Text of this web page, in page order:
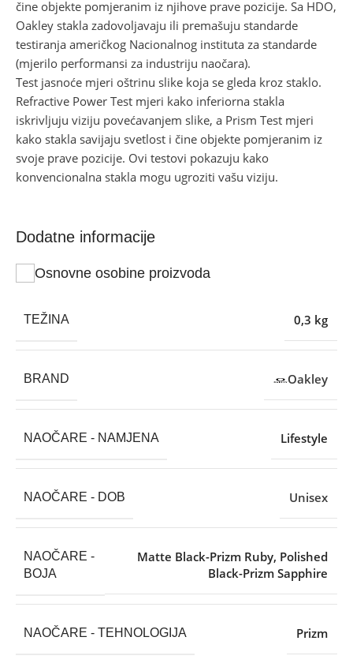
čine objekte pomjeranim iz njihove prave pozicije. Sa HDO,
Oakley stakla zadovoljavaju ili premašuju standarde
testiranja američkog Nacionalnog instituta za standarde
(mjerilo performansi za industriju naočara).
Test jasnoće mjeri oštrinu slike koja se gleda kroz staklo.
Refractive Power Test mjeri kako inferiorna stakla
iskrivljuju viziju povećavanjem slike, a Prism Test mjeri
kako stakla savijaju svetlost i čine objekte pomjeranim iz
svoje prave pozicije. Ovi testovi pokazuju kako
konvencionalna stakla mogu ugroziti vašu viziju.
Dodatne informacije
Osnovne osobine proizvoda
TEŽINA 0,3 kg
BRAND Oakley
NAOČARE - NAMJENA Lifestyle
NAOČARE - DOB Unisex
NAOČARE -
BOJA
Matte Black-Prizm Ruby, Polished
Black-Prizm Sapphire
NAOČARE - TEHNOLOGIJA Prizm